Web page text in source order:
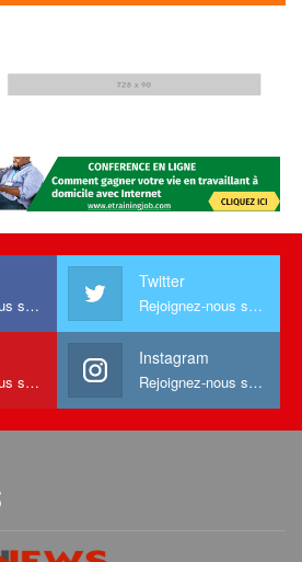
Rejoignez nous sur facebook
Twitter
Rejoignez-nous sur Twitter
Rejoignez-nous sur Youtube
Instagram
Rejoignez-nous sur Instagram